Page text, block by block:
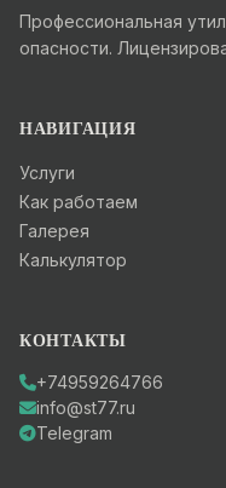
Профессиональная
опасности.
НАВИГАЦИЯ
Услуги
Как работаем
Галерея
Калькулятор
КОНТАКТЫ
+74959264766
info@st77.ru
Telegram